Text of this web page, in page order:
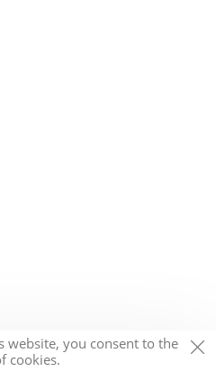
website, you consent to the
cookies.